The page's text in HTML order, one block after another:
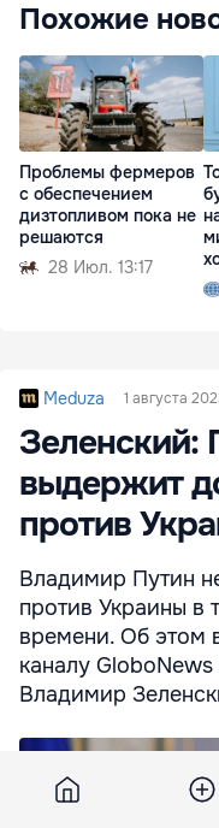
Похожие
Проблемы фермеров
с обеспечением
дизтопливом пока не
решаются
28 Июл. 13:17
Meduza 1 августа
Зеленский:
выдержит
против
Владимир Путин
против Украины в
времени. Об этом
каналу
Владимир